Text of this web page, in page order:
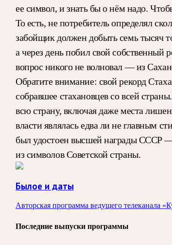
ее символ, и знать бы о нём надо.
То есть, не потребитель определял
забойщик должен добыть семь тысяч
а через день побил свой
вопрос никого не волновал — из
Обратите внимание: свой рекорд
собравшее стахановцев со всей
всю страну, включая даже места
власти являлась едва ли не главным
был удостоен высшей награды СССР —
из символов Советской страны.
Былое и даты
Авторская программа ведущего телеканала
Последние выпуски программы